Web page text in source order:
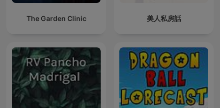
The Garden Clinic 美人私房話